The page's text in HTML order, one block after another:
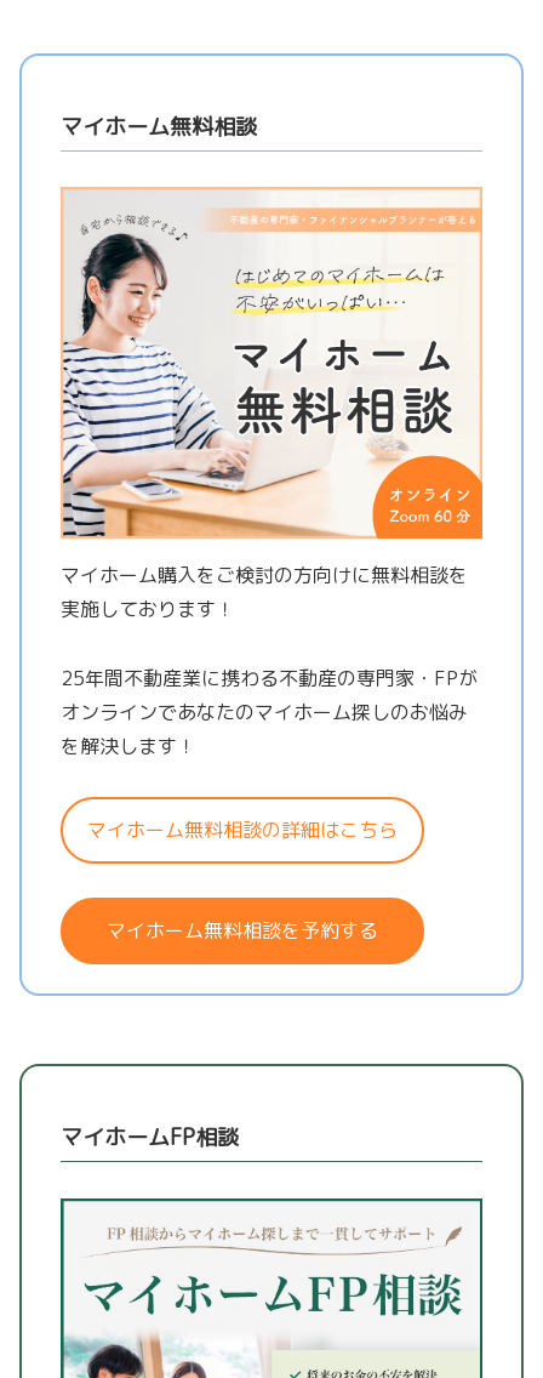
マイホーム無料相談
マイホーム購入をご検討の方向けに無料相談を
実施しております！
25年間不動産業に携わる不動産の専門家・FPが
オンラインであなたのマイホーム探しのお悩み
を解決します！
マイホーム無料相談の詳細はこちら
マイホーム無料相談を予約する
マイホームFP相談